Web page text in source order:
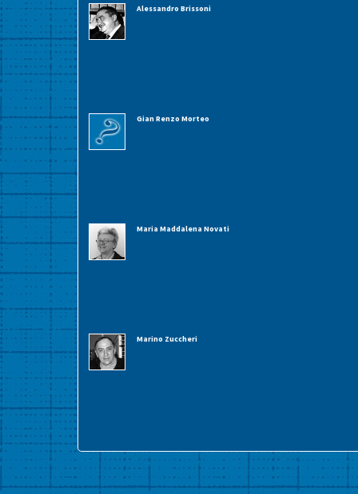
Alessandro Brissoni
Gian Renzo Morteo
Maria Maddalena Novati
Marino Zuccheri